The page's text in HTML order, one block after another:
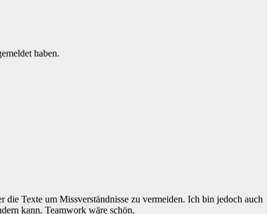
haben.
Texte um Missverständnisse zu vermeiden. Ich bin jedoch auch
kann. Teamwork wäre schön.